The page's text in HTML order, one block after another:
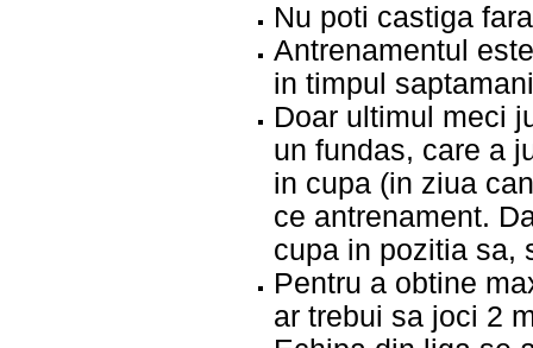
Nu poti castiga
Antrenamentul
in timpul
Doar ultimul meci
un fundas, care a
in cupa (in ziua
ce antrenament.
cupa in pozitia sa,
Pentru a obtine
ar trebui sa joci 2